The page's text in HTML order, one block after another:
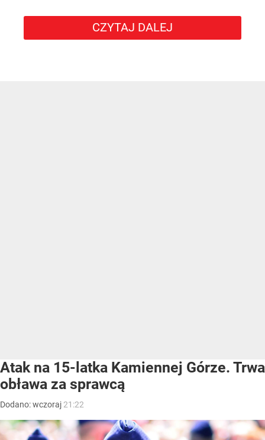
CZYTAJ DALEJ
Atak na 15-latka Kamiennej Górze. Trwa
obława za sprawcą
Dodano:wczoraj 21:22